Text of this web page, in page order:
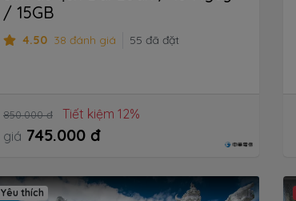
/ 15GB
4.50 38 đánh giá 55 đã đặt
850.000 đ
Tiết kiệm 12%
giá 745.000 đ
Yêu thích